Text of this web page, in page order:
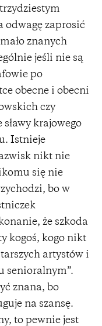
odwagę zaprosić
znanych
jeśli nie są
po
obecne i obecni
czy
krajowego
Istnieje
nikt nie
się nie
bo w
że szkoda
kogoś, kogo nikt
artystów i
senioralnym”.
znana, bo
na szansę.
to pewnie jest